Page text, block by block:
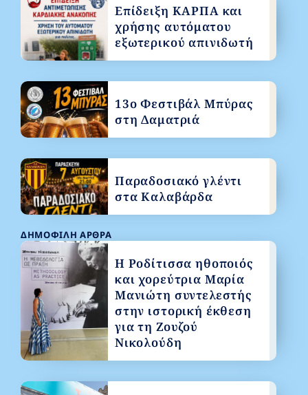
ΔΗΜΟΦΙΛΉ ΆΡΘΡΑ
Η Ροδίτισσα ηθοποιός
και χορεύτρια Μαρία
Μανιώτη συντελεστής
στην ιστορική έκθεση
για τη Ζουζού
Νικολούδη
Επίδειξη ΚΑΡΠΑ και
χρήσης αυτόματου
εξωτερικού απινιδωτή
13ο Φεστιβάλ Μπύρας
στη Δαματριά
Παραδοσιακό γλέντι
στα Καλαβάρδα